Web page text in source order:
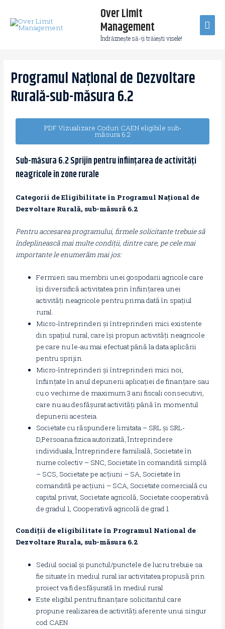
Over Limit
Management
Îndrăzneşte să-ţi trăieşti visele!
Programul Național de Dezvoltare
Rurală-sub-măsura 6.2
PDF Vizualizare Coduri CAEN eligibile sub-
măsura 6.2
Sub-măsura 6.2 Sprijin pentru înființarea de activități
neagricole în zone rurale
Categorii de Eligibilitateîn Programul Național de
Dezvoltare Rurală, sub-măsură 6.2
Pentru accesarea programului, firmele solicitante trebuie să
îndeplinească mai multe condiții, dintre care, pe cele mai
importante le enumerăm mai jos:
Fermieri sau membrii unei gospodarii agricole care
își diversifică activitatea prin înființarea unei
activități neagricole pentru prima dată în spațiul
rural.
Micro-întreprinderi și întreprinderi mici existente
din spațiul rural, care își propun activități neagricole
pe care nu le-au mai efectuat până la data aplicării
pentru sprijin.
Micro-întreprinderi și întreprinderi mici noi,
înființate în anul depunerii aplicației de finanțare sau
cu o vechime de maximum 3 ani fiscali consecutivi,
care nu au desfășurat activități până în momentul
depunerii acesteia.
Societate cu răspundere limitata – SRL și SRL-
D,Persoana fizica autorizată, Întreprindere
individuala, Întreprindere familială, Societate în
nume colectiv – SNC, Societate în comandită simplă
– SCS, Societate pe acțiuni – SA, Societate în
comandită pe acțiuni – SCA, Societate comercială cu
capital privat, Societate agricolă, Societate cooperativă
de gradul 1, Cooperativă agricolă de grad 1
Condiții de eligibilitate în Programul National de
Dezvoltare Rurala, sub-măsura 6.2
Sediul social și punctul/punctele de lucru trebuie sa
fie situate în mediul rural iar activitatea propusă prin
proiect va fi desfășurată în mediul rural
Este eligibil pentru finanțare solicitantul care
propune realizarea de activități aferente unui singur
cod CAEN